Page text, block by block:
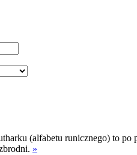
(alfabetu runicznego) to
»